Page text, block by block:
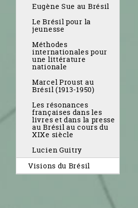
Eugène Sue au Brésil
Le Brésil pour la
jeunesse
Méthodes
internationales pour
une littérature
nationale
Marcel Proust au
Brésil (1913-1950)
Les résonances
françaises dans les
livres et dans la presse
au Brésil au cours du
XIXe siècle
Lucien Guitry
Visions du Brésil